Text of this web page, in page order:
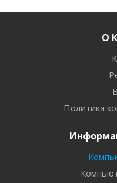
О
Политика